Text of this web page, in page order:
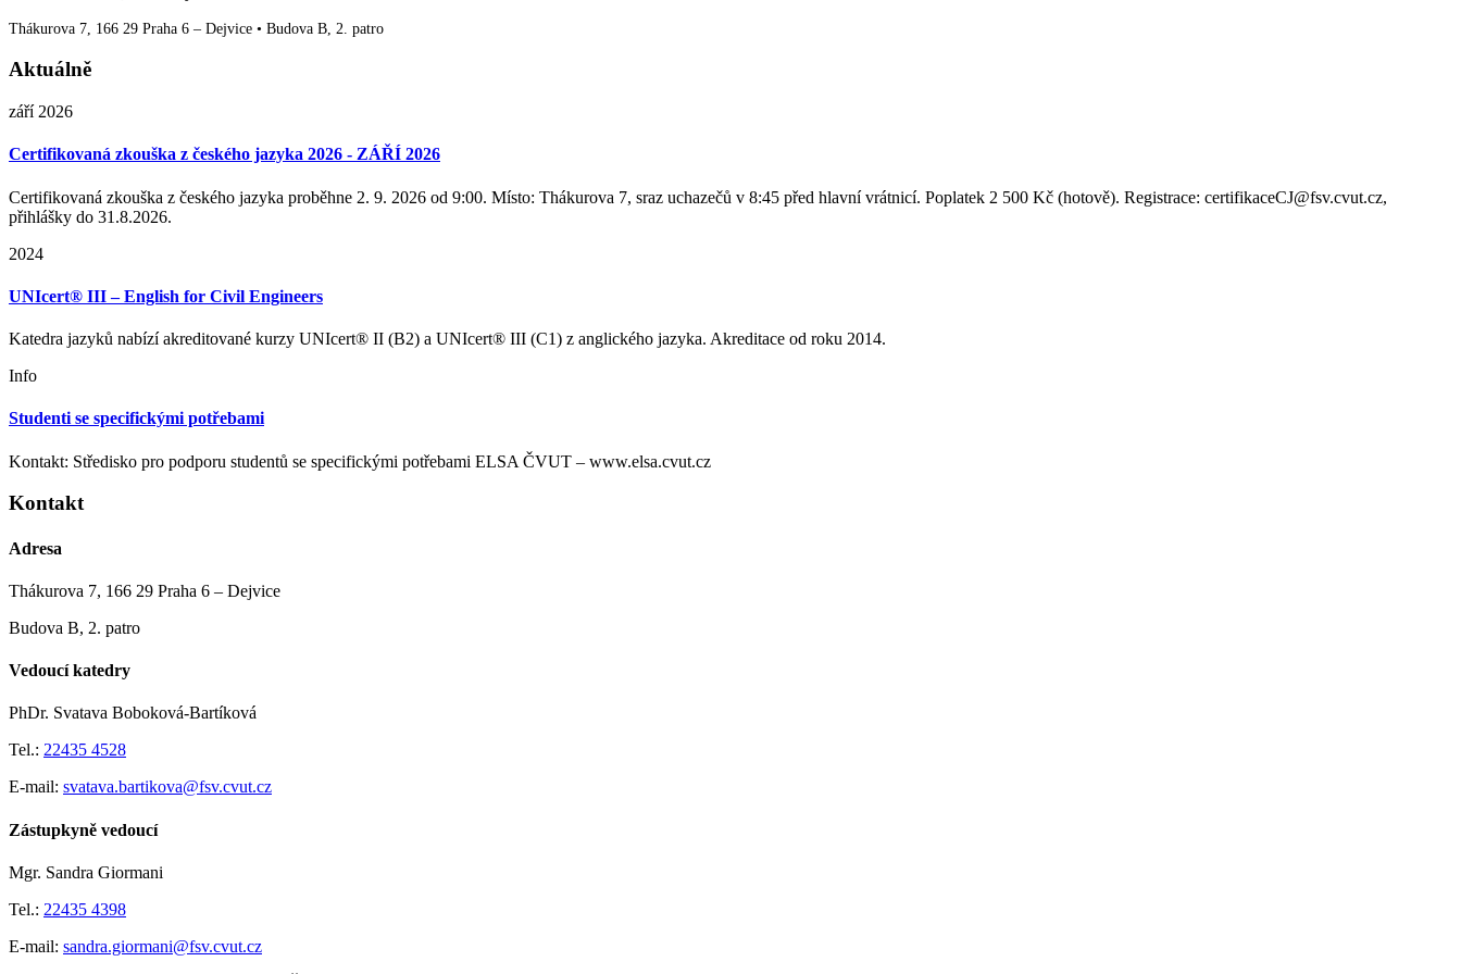
Thákurova 7, 166 29 Praha 6 – Dejvice • Budova B, 2. patro
Aktuálně
září 2026
Certifikovaná zkouška z českého jazyka 2026 - ZÁŘÍ 2026
Certifikovaná zkouška z českého jazyka proběhne 2. 9. 2026 od 9:00. Místo: Thákurova 7, sraz uchazečů v 8:45 před hlavní vrátnicí. Poplatek 2 500 Kč (hotově). Registrace: certifikaceCJ@fsv.cvut.cz,
přihlášky do 31.8.2026.
2024
UNIcert® III – English for Civil Engineers
Katedra jazyků nabízí akreditované kurzy UNIcert® II (B2) a UNIcert® III (C1) z anglického jazyka. Akreditace od roku 2014.
Info
Studenti se specifickými potřebami
Kontakt: Středisko pro podporu studentů se specifickými potřebami ELSA ČVUT – www.elsa.cvut.cz
Kontakt
Adresa
Thákurova 7, 166 29 Praha 6 – Dejvice
Budova B, 2. patro
Vedoucí katedry
PhDr. Svatava Boboková-Bartíková
Tel.: 22435 4528
E-mail: svatava.bartikova@fsv.cvut.cz
Zástupkyně vedoucí
Mgr. Sandra Giormani
Tel.: 22435 4398
E-mail: sandra.giormani@fsv.cvut.cz